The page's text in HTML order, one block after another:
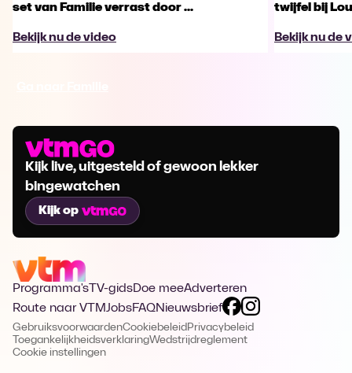
set van Familie verrast door ...
Bekijk nu de video
twijfel bij
Bekijk nu de
Kijk live, uitgesteld of gewoon lekker
bingewatchen
Kijk op
Programma's TV-gidsDoe meeAdverteren
Route naar VTMJobsFAQNieuwsbrief
GebruiksvoorwaardenCookiebeleid Privacybeleid
ToegankelijkheidsverklaringWedstrijdreglement
Cookie instellingen